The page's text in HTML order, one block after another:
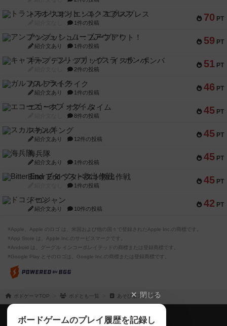
70 PT
トランスオリエント・エクスプレス
1件の投稿
59 PT
アンブッシュ！：ムーブアウト！
紹介文あり 1件の投稿
51 PT
キャプテン・フリップ：イスラ・ボンバ
2件の投稿
46 PT
ガルフストライク
紹介文あり 1件の投稿
45 PT
エコーズ・オブ・タイム
8件の投稿
45 PT
スカルキング
紹介文あり 12件の投稿
45 PT
海兵隊
紹介文あり 1件の投稿
45 PT
Bitter End ブタペスト救出作戦
1件の投稿
42 PT
ドコジャン
紹介文あり 10件の投稿
※Apple、Apple のロゴ は、米国および他の国々で登録されたApple Inc.の商標です。
※App Store は、Apple Inc.のサービスマークです。
※Android は、グーグル インコーポレイテッドの商標または登録商標です。
※Google Play とそのロゴは、Google Inc.の商標または登録商標です。
ボドゲーマTOP ボドとも一覧 あそび堂スタッフ
閉じる
ボードゲームのプレイ履歴を記録し
ボドゲーマTOP